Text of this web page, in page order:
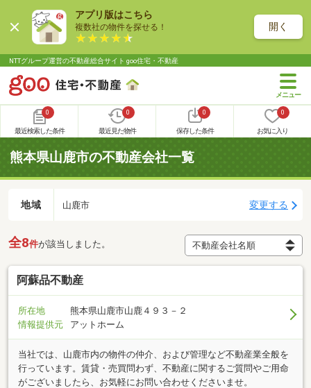
アプリ版はこちら
複数社の物件を探せる！ 開く
NTTグループ運営の不動産総合サイト goo住宅・不動産
0
最近検索した条件
0
最近見た物件
0
保存した条件
0
お気に入り
熊本県山鹿市の不動産会社一覧
地域 山鹿市 変更する
全8件が該当しました。
阿蘇品不動産
所在地
熊本県山鹿市山鹿４９３－２
情報提供元
アットホーム
当社では、山鹿市内の物件の仲介、および管理など不動産業全般を
行っています。賃貸・売買問わず、不動産に関するご質問やご用命
がございましたら、お気軽にお問い合わせくださいませ。